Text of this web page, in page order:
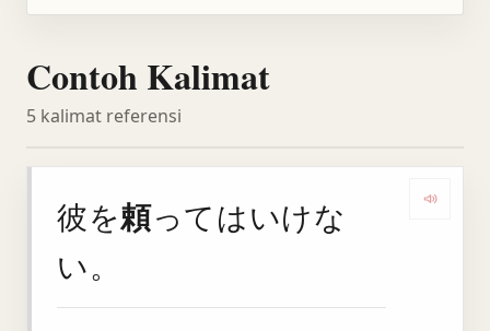
Contoh Kalimat
5 kalimat referensi
彼を頼ってはいけな
い。